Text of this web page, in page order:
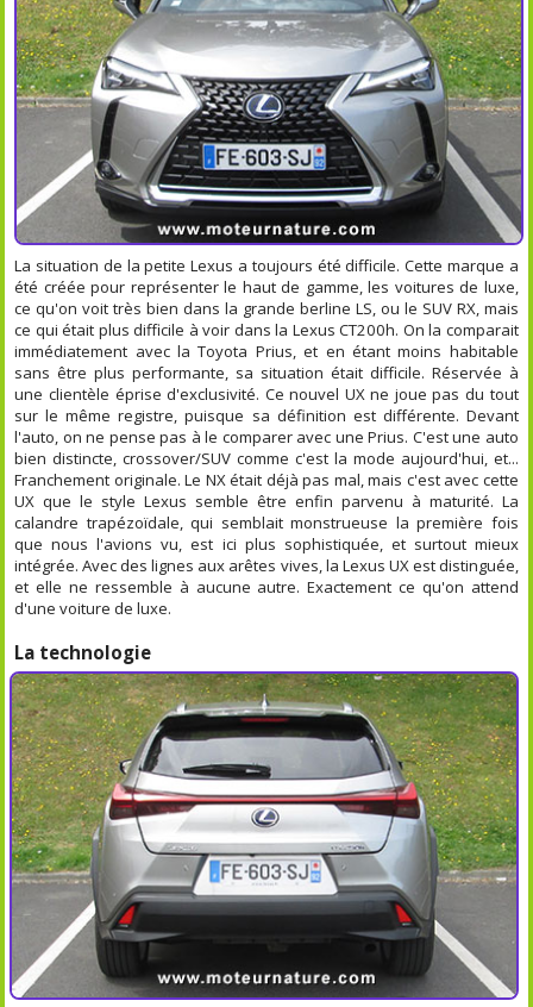
La situation de la petite Lexus a toujours été difficile. Cette marque a
été créée pour représenter le haut de gamme, les voitures de luxe,
ce qu'on voit très bien dans la grande berline LS, ou le SUV RX, mais
ce qui était plus difficile à voir dans la Lexus CT200h. On la comparait
immédiatement avec la Toyota Prius, et en étant moins habitable
sans être plus performante, sa situation était difficile. Réservée à
une clientèle éprise d'exclusivité. Ce nouvel UX ne joue pas du tout
sur le même registre, puisque sa définition est différente. Devant
l'auto, on ne pense pas à le comparer avec une Prius. C'est une auto
bien distincte, crossover/SUV comme c'est la mode aujourd'hui, et...
Franchement originale. Le NX était déjà pas mal, mais c'est avec cette
UX que le style Lexus semble être enfin parvenu à maturité. La
calandre trapézoïdale, qui semblait monstrueuse la première fois
que nous l'avions vu, est ici plus sophistiquée, et surtout mieux
intégrée. Avec des lignes aux arêtes vives, la Lexus UX est distinguée,
et elle ne ressemble à aucune autre. Exactement ce qu'on attend
d'une voiture de luxe.
La technologie